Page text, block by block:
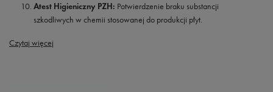
Atest Higieniczny PZH: Potwierdzenie braku substancji
szkodliwych w chemii stosowanej do produkcji płyt.
Czytaj więcej